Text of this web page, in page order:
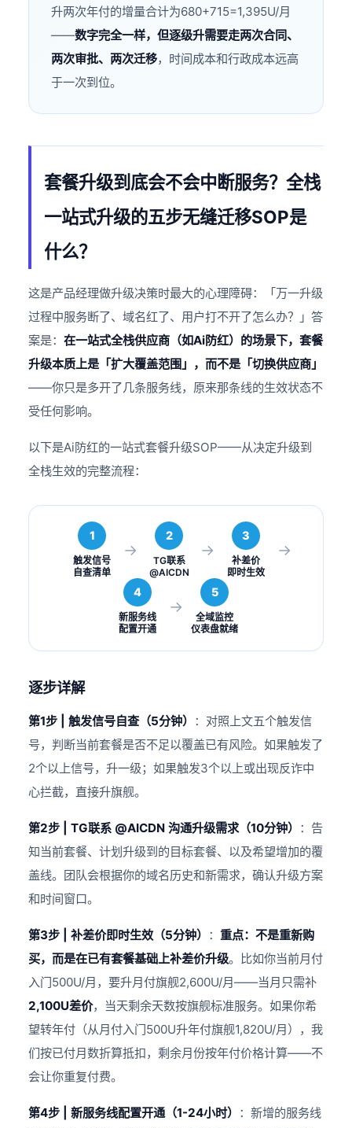
升两次年付的增量合计为680+715=1,395U/月
——数字完全一样，但逐级升需要走两次合同、
两次审批、两次迁移，时间成本和行政成本远高
于一次到位。
套餐升级到底会不会中断服务？全栈
一站式升级的五步无缝迁移SOP是
什么？
这是产品经理做升级决策时最大的心理障碍：「万一升级
过程中服务断了、域名红了、用户打不开了怎么办？」答
案是：在一站式全栈供应商（如Ai防红）的场景下，套餐
升级本质上是「扩大覆盖范围」，而不是「切换供应商」
——你只是多开了几条服务线，原来那条线的生效状态不
受任何影响。
以下是Ai防红的一站式套餐升级SOP——从决定升级到
全栈生效的完整流程：
1
触发信号
自查清单
→
2
TG联系
@AICDN
→
3
补差价
即时生效
→
4
新服务线
配置开通
→
5
全域监控
仪表盘就绪
逐步详解
第1步 | 触发信号自查（5分钟） ：对照上文五个触发信
号，判断当前套餐是否不足以覆盖已有风险。如果触发了
2个以上信号，升一级；如果触发3个以上或出现反诈中
心拦截，直接升旗舰。
第2步 | TG联系 @AICDN 沟通升级需求（10分钟） ：告
知当前套餐、计划升级到的目标套餐、以及希望增加的覆
盖线。团队会根据你的域名历史和新需求，确认升级方案
和时间窗口。
第3步 | 补差价即时生效（5分钟） ：重点：不是重新购
买，而是在已有套餐基础上补差价升级。比如你当前月付
入门500U/月，要升月付旗舰2,600U/月——当月只需补
2,100U差价，当天剩余天数按旗舰标准服务。如果你希
望转年付（从月付入门500U升年付旗舰1,820U/月），我
们按已付月数折算抵扣，剩余月份按年付价格计算——不
会让你重复付费。
第4步 | 新服务线配置开通（1-24小时） ：新增的服务线